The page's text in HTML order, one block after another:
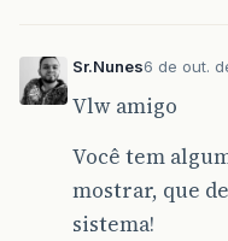
Sr.Nunes6 de out.
Vlw amigo
Você tem
mostrar, que
sistema!